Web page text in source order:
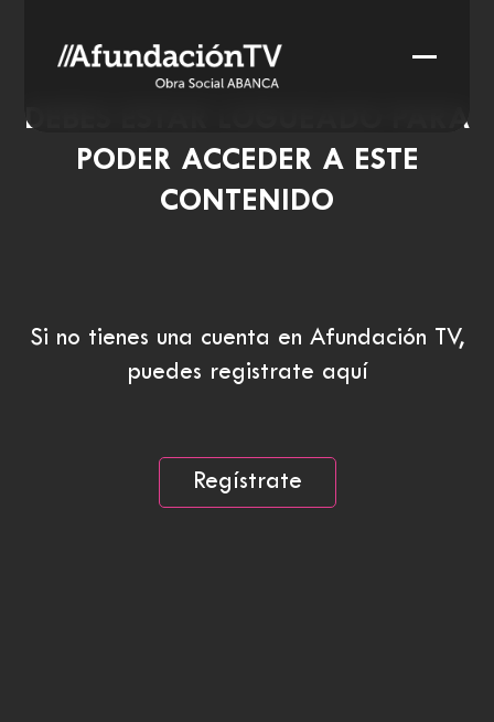
DEBES ESTAR LOGUEADO PARA
PODER ACCEDER A ESTE
CONTENIDO
Si no tienes una cuenta en Afundación TV,
puedes registrate aquí
Regístrate